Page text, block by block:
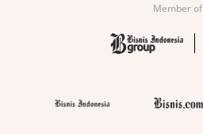
Member of